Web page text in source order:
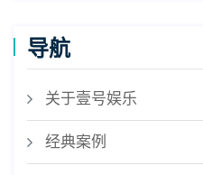
导航
关于壹号娱乐
经典案例